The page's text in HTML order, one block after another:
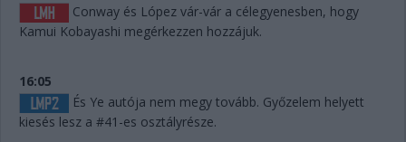
Conway és López vár-vár a célegyenesben, hogy
Kamui Kobayashi megérkezzen hozzájuk.
16:05
És Ye autója nem megy tovább. Győzelem helyett
kiesés lesz a #41-es osztályrésze.